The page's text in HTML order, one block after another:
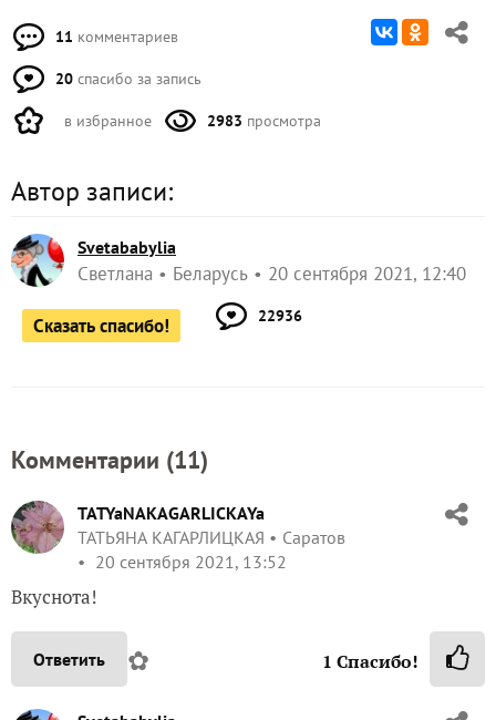
11 комментариев
20 спасибо за запись
в избранное 2983 просмотра
Автор записи:
Svetababylia
Светлана Беларусь 20 сентября 2021, 12:40
Сказать спасибо! 22936
Комментарии (11)
TATYaNAKAGARLICKAYa
ТАТЬЯНА КАГАРЛИЦКАЯ
Саратов
20 сентября 2021, 13:52
Вкуснота!
Ответить ✿ 1 Спасибо!